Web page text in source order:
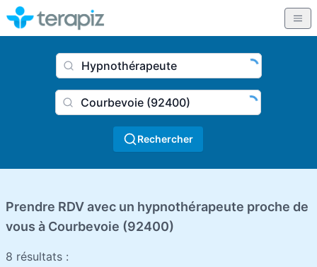
Nom du praticien, profession
Ville
Rechercher
Prendre RDV avec un hypnothérapeute proche de
vous à Courbevoie (92400)
8 résultats :